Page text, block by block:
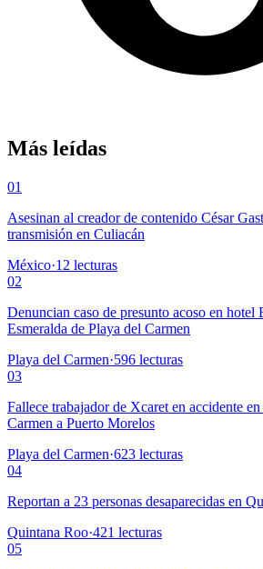
Más leídas
01
Asesinan al creador de contenido César
transmisión en Culiacán
México·12 lecturas
02
Denuncian caso de presunto acoso en hotel
Esmeralda de Playa del Carmen
Playa del Carmen·596 lecturas
03
Fallece trabajador de Xcaret en accidente
Carmen a Puerto Morelos
Playa del Carmen·623 lecturas
04
Reportan a 23 personas desaparecidas en
Quintana Roo·421 lecturas
05